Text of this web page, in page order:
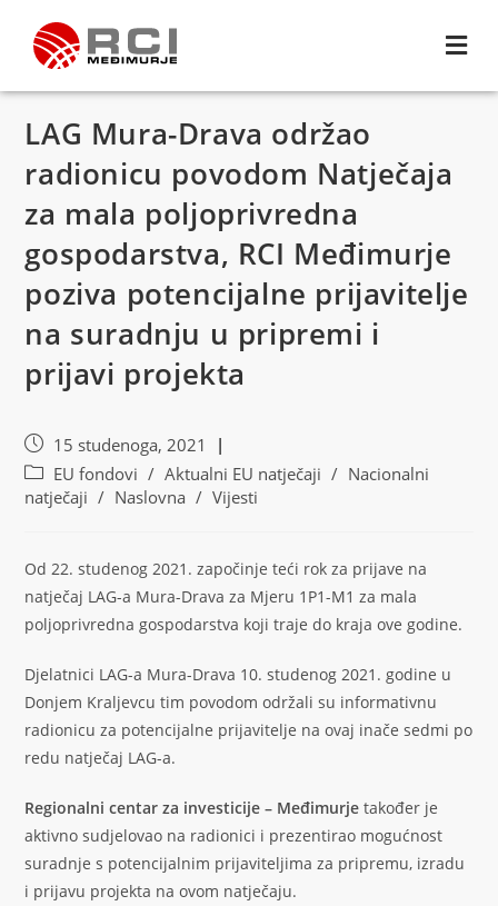
LAG Mura-Drava održao
radionicu povodom Natječaja
za mala poljoprivredna
gospodarstva, RCI Međimurje
poziva potencijalne prijavitelje
na suradnju u pripremi i
prijavi projekta
15 studenoga, 2021
EU fondovi / Aktualni EU natječaji / Nacionalni
natječaji / Naslovna / Vijesti
Od 22. studenog 2021. započinje teći rok za prijave na
natječaj LAG-a Mura-Drava za Mjeru 1P1-M1 za mala
poljoprivredna gospodarstva koji traje do kraja ove godine.
Djelatnici LAG-a Mura-Drava 10. studenog 2021. godine u
Donjem Kraljevcu tim povodom održali su informativnu
radionicu za potencijalne prijavitelje na ovaj inače sedmi po
redu natječaj LAG-a.
Regionalni centar za investicije – Međimurje također je
aktivno sudjelovao na radionici i prezentirao mogućnost
suradnje s potencijalnim prijaviteljima za pripremu, izradu
i prijavu projekta na ovom natječaju.